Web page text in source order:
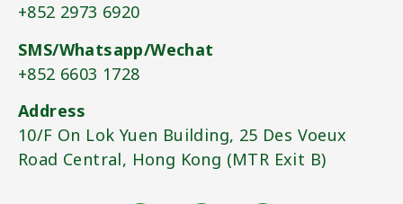
+852 2973 6920​
SMS/Whatsapp/Wechat
+852 6603 1728
Address
10/F On Lok Yuen Building, 25 Des Voeux
Road Central, Hong Kong (MTR Exit B)​